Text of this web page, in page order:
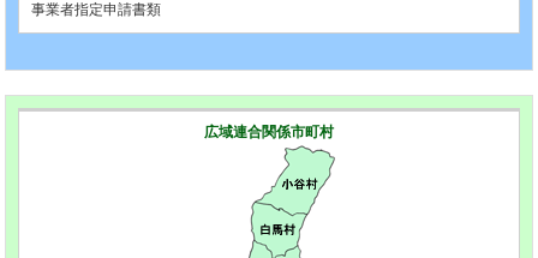
事業者指定申請書類
広域連合関係市町村